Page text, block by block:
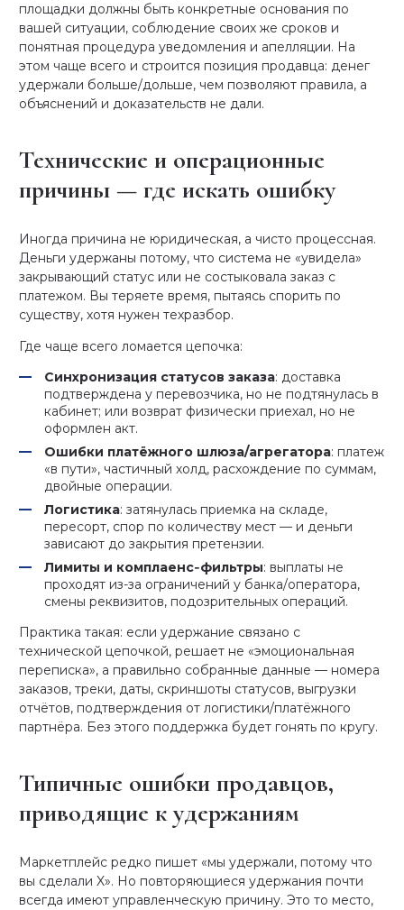
площадки должны быть конкретные основания по
вашей ситуации, соблюдение своих же сроков и
понятная процедура уведомления и апелляции. На
этом чаще всего и строится позиция продавца: денег
удержали больше/дольше, чем позволяют правила, а
объяснений и доказательств не дали.
Технические и операционные
причины — где искать ошибку
Иногда причина не юридическая, а чисто процессная.
Деньги удержаны потому, что система не «увидела»
закрывающий статус или не состыковала заказ с
платежом. Вы теряете время, пытаясь спорить по
существу, хотя нужен техразбор.
Где чаще всего ломается цепочка:
Синхронизация статусов заказа: доставка
подтверждена у перевозчика, но не подтянулась в
кабинет; или возврат физически приехал, но не
оформлен акт.
Ошибки платёжного шлюза/агрегатора: платеж
«в пути», частичный холд, расхождение по суммам,
двойные операции.
Логистика: затянулась приемка на складе,
пересорт, спор по количеству мест — и деньги
зависают до закрытия претензии.
Лимиты и комплаенс‑фильтры: выплаты не
проходят из-за ограничений у банка/оператора,
смены реквизитов, подозрительных операций.
Практика такая: если удержание связано с
технической цепочкой, решает не «эмоциональная
переписка», а правильно собранные данные — номера
заказов, треки, даты, скриншоты статусов, выгрузки
отчётов, подтверждения от логистики/платёжного
партнёра. Без этого поддержка будет гонять по кругу.
Типичные ошибки продавцов,
приводящие к удержаниям
Маркетплейс редко пишет «мы удержали, потому что
вы сделали X». Но повторяющиеся удержания почти
всегда имеют управленческую причину. Это то место,